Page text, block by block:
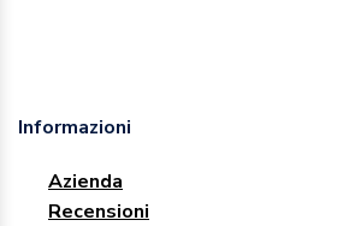
Informazioni
Azienda
Recensioni